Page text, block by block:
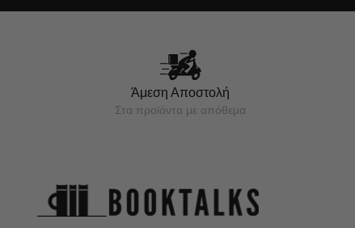
Άμεση Αποστολή
Στα προϊόντα με απόθεμα